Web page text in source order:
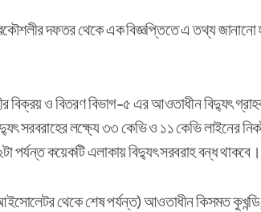
প্রকৌশলীর দফতর থেকে এক বিজ্ঞপ্তিতে এ তথ্য
বিক্রয় ও বিতরণ বিভাগ-৫ এর আওতাধীন বিদ্যুৎ
লক্ষ্যে ৩৩ কেভি ও ১১ কেভি লাইনের
পর্যন্ত কয়েকটি এলাকায় বিদ্যুৎ সরবরাহ বন্ধ থাকবে।
থেকে শেষ পর্যন্ত) আওতাধীন কিসমত কুখন্ডি,